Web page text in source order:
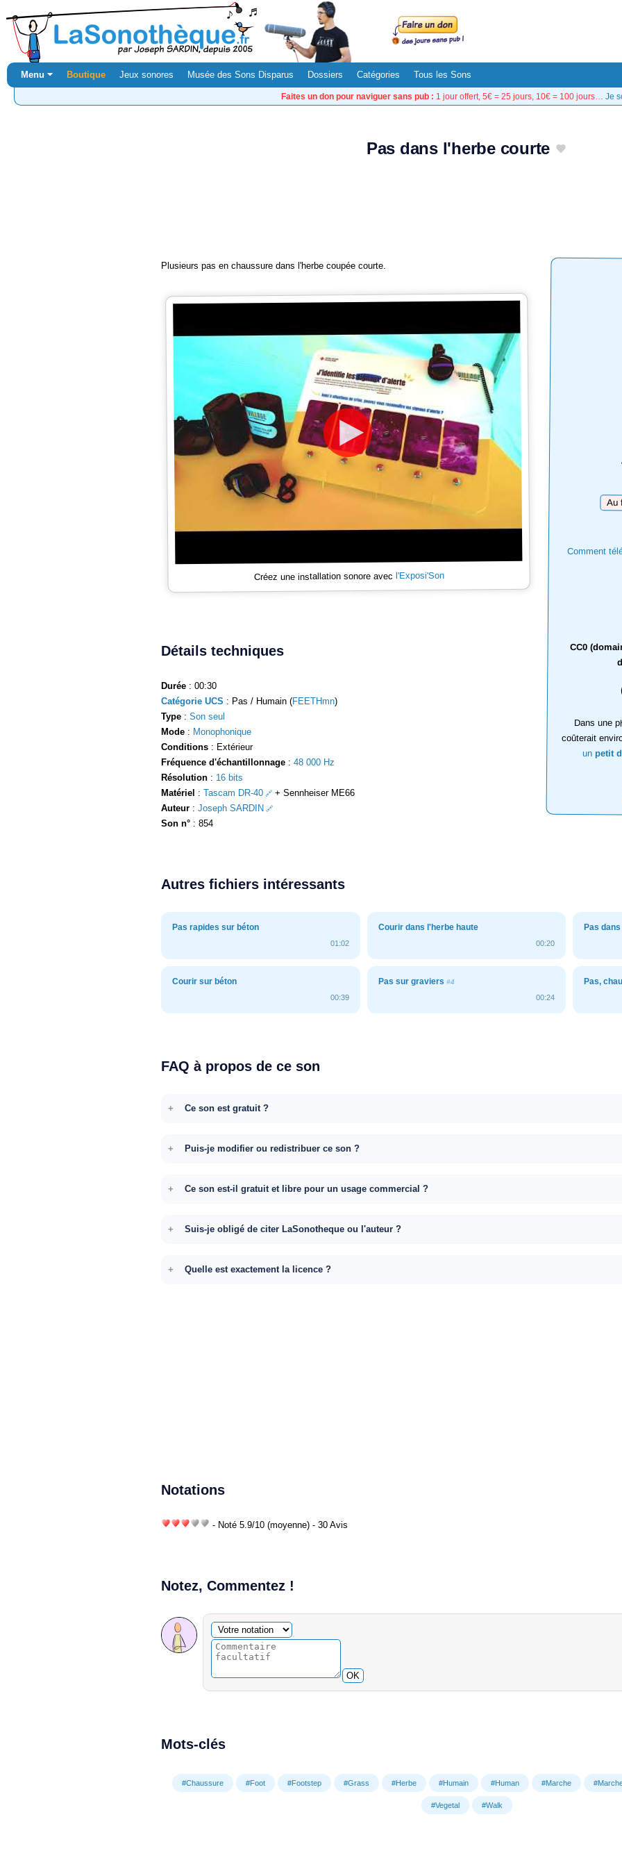
Menu ⏷ Boutique Jeux sonores Musée des Sons Disparus Dossiers Catégories Tous les Sons
Faites un don pour naviguer sans pub : 1 jour offert, 5€ = 25 jours, 10€ = 100 jours… Je
Pas dans l'herbe courte
Comment
CC0
Dans une
coûterait
un petit
Plusieurs pas en chaussure dans l'herbe coupée courte.
Créez une installation sonore avec l'Exposi'Son
Détails techniques
Durée : 00:30
Catégorie UCS : Pas / Humain (FEETHmn)
Type : Son seul
Mode : Monophonique
Conditions : Extérieur
Fréquence d'échantillonnage : 48 000 Hz
Résolution : 16 bits
Matériel : Tascam DR-40
+ Sennheiser ME66
Auteur : Joseph SARDIN
Son n° : 854
Autres fichiers intéressants
Pas rapides sur béton
01:02
Courir dans l'herbe haute
00:20
Pas
Courir sur béton
00:39
Pas sur graviers #4
00:24
Pas,
FAQ à propos de ce son
Ce son est gratuit ?
Puis-je modifier ou redistribuer ce son ?
Ce son est-il gratuit et libre pour un usage commercial ?
Suis-je obligé de citer LaSonotheque ou l'auteur ?
Quelle est exactement la licence ?
Notations
- Noté 5.9/10 (moyenne) - 30 Avis
Notez, Commentez !
Commentaire facultatif
Votre notation
OK
Mots-clés
#Chaussure #Foot #Footstep #Grass #Herbe #Humain #Human #Marche
#Vegetal #Walk